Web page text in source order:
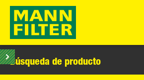
Búsqueda de producto